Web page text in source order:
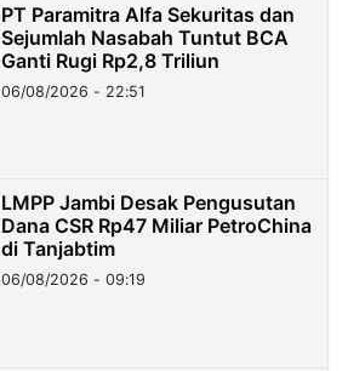
PT Paramitra Alfa Sekuritas dan
Sejumlah Nasabah Tuntut BCA
Ganti Rugi Rp2,8 Triliun
06/08/2026 - 22:51
LMPP Jambi Desak Pengusutan
Dana CSR Rp47 Miliar PetroChina
di Tanjabtim
06/08/2026 - 09:19